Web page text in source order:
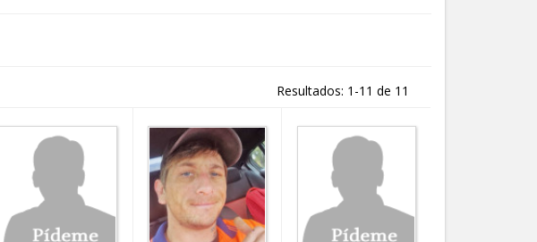
Resultados: 1-11 de 11